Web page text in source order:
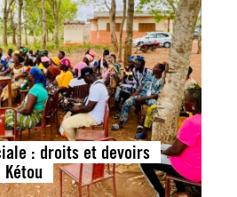
: droits et devoirs